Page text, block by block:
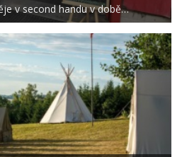
v second handu v době…